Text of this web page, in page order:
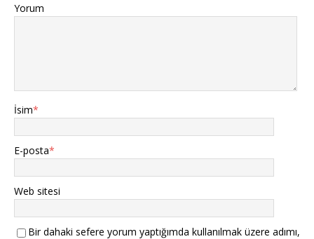
Yorum
İsim*
E-posta*
Web sitesi
Bir dahaki sefere yorum yaptığımda kullanılmak üzere adımı,